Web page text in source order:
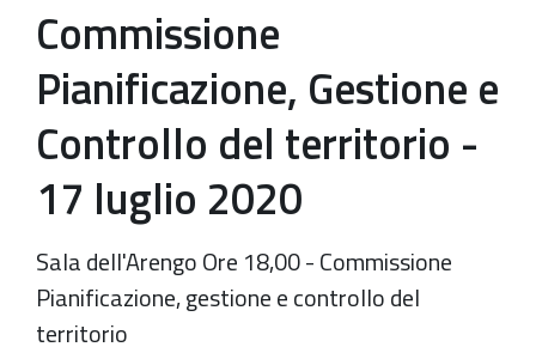
Commissione
Pianificazione, Gestione e
Controllo del territorio -
17 luglio 2020
Sala dell'Arengo Ore 18,00 - Commissione
Pianificazione, gestione e controllo del
territorio